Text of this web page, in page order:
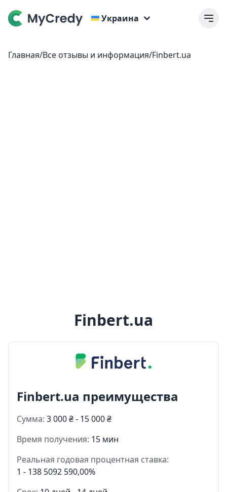
Украина
Главная/Все отзывы и информация/Finbert.ua
Finbert.ua
Finbert.ua преимущества
Сумма: 3 000 ₴ - 15 000 ₴
Время получения: 15 мин
Реальная годовая процентная ставка:
1 - 138 5092 590,00%